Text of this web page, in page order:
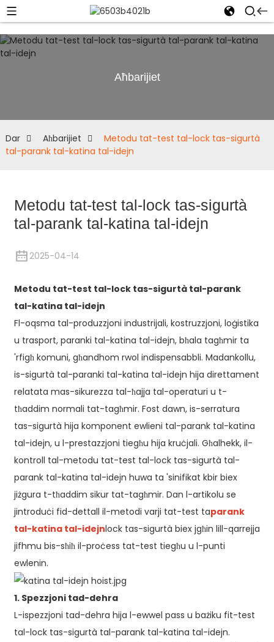
Aħbarijiet
Dar Aħbarijiet
Metodu tat-test tal-lock tas-sigurtà
tal-parank tal-katina tal-idejn
Metodu tat-test tal-lock tas-sigurtà
tal-parank tal-katina tal-idejn
2025-04-14
Metodu tat-test tal-lock tas-sigurtà tal-parank
tal-katina tal-idejn
Fl-oqsma tal-produzzjoni industrijali, kostruzzjoni, loġistika
u trasport, paranki tal-katina tal-idejn, bħala tagħmir ta
'rfigħ komuni, għandhom rwol indispensabbli. Madankollu,
is-sigurtà tal-paranki tal-katina tal-idejn hija direttament
relatata mas-sikurezza tal-ħajja tal-operaturi u t-
tħaddim normali tat-tagħmir. Fost dawn, is-serratura
tas-sigurtà hija komponent ewlieni tal-parank tal-katina
tal-idejn, u l-prestazzjoni tiegħu hija kruċjali. Għalhekk, il-
kontroll tal-metodu tat-test tal-lock tas-sigurtà tal-
parank tal-katina tal-idejn huwa ta 'sinifikat kbir biex
jiżgura t-tħaddim sikur tat-tagħmir. Dan l-artikolu se
jintroduċi fid-dettall il-metodi varji tat-test taparank
tal-katina tal-idejnlock tas-sigurtà biex jgħin lill-qarrejja
jifhmu bis-sħiħ il-proċess tat-test tiegħu u l-punti
ewlenin.
1. Spezzjoni tad-dehra
L-ispezzjoni tad-dehra hija l-ewwel pass u bażiku fit-test
tal-lock tas-sigurtà tal-parank tal-katina tal-idejn.